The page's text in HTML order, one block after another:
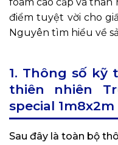
foam cao cấp và
điểm tuyệt vời cho
Nguyên tìm hiểu về
1. Thông số kỹ
thiên nhiên
special 1m8x2m
Sau đây là toàn bộ